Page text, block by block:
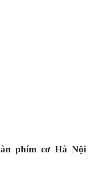
phím cơ Hà Nội